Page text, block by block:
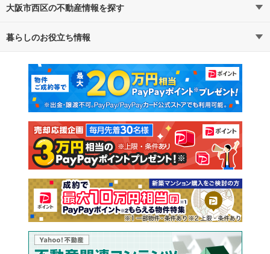
路線・駅から探す
通勤・通学時間から探す
大阪市西区の不動産情報を探す
不動産・住宅
新築マンション 中古マンション
新築一戸建て 中古一戸建て
注文住宅 土地
売却査定
暮らしのお役立ち情報
マンションカタログ 教えて！住まいの先生